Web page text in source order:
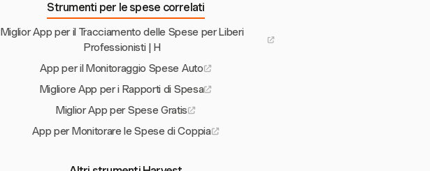
Strumenti per le spese correlati
Miglior App per il Tracciamento delle Spese per Liberi
Professionisti | H
App per il Monitoraggio Spese Auto
Migliore App per i Rapporti di Spesa
Miglior App per Spese Gratis
App per Monitorare le Spese di Coppia